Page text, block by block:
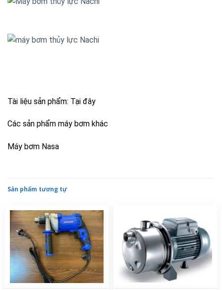
Tài liệu sản phẩm: Tại đây
Các sản phẩm máy bơm khác
Máy bơm Nasa
Sản phẩm tương tự